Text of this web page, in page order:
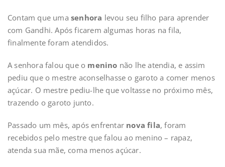
Contam que uma senhora levou seu filho para aprender
com Gandhi. Após ficarem algumas horas na fila,
finalmente foram atendidos.
A senhora falou que o menino não lhe atendia, e assim
pediu que o mestre aconselhasse o garoto a comer menos
açúcar. O mestre pediu-lhe que voltasse no próximo mês,
trazendo o garoto junto.
Passado um mês, após enfrentar nova fila, foram
recebidos pelo mestre que falou ao menino – rapaz,
atenda sua mãe, coma menos açúcar.